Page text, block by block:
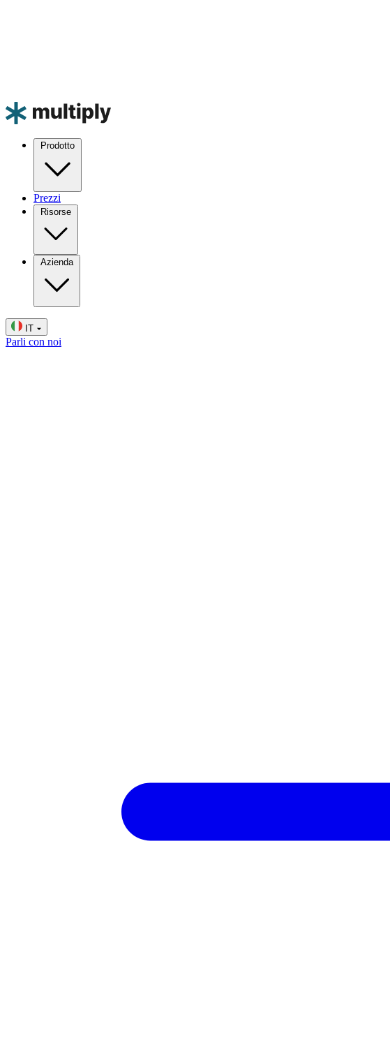
Prodotto
Prezzi
Risorse
Azienda
IT
Parli con noi